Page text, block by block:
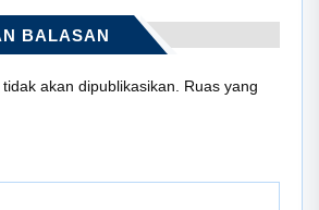
BALASAN
akan dipublikasikan.
Ruas yang